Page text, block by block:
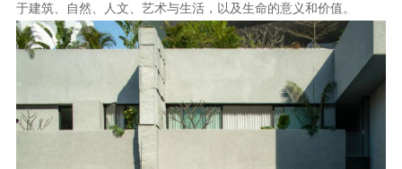
于建筑、自然、人文、艺术与生活，以及生命的意义和价值。